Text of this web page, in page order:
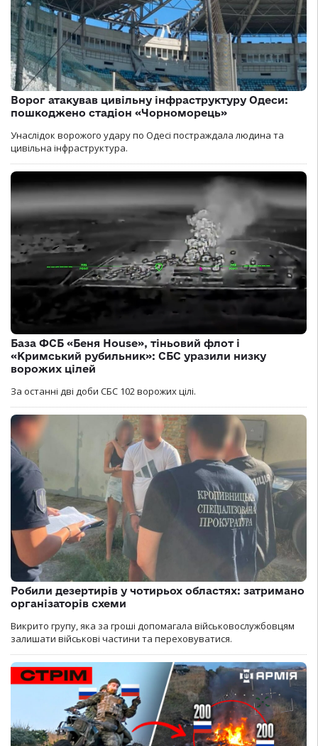
Ворог атакував цивільну інфраструктуру Одеси:
пошкоджено стадіон «Чорноморець»
Унаслідок ворожого удару по Одесі постраждала людина та
цивільна інфраструктура.
База ФСБ «Беня House», тіньовий флот і
«Кримський рубильник»: СБС уразили низку
ворожих цілей
За останні дві доби СБС 102 ворожих цілі.
Робили дезертирів у чотирьох областях: затримано
організаторів схеми
Викрито групу, яка за гроші допомагала військовослужбовцям
залишати військові частини та переховуватися.